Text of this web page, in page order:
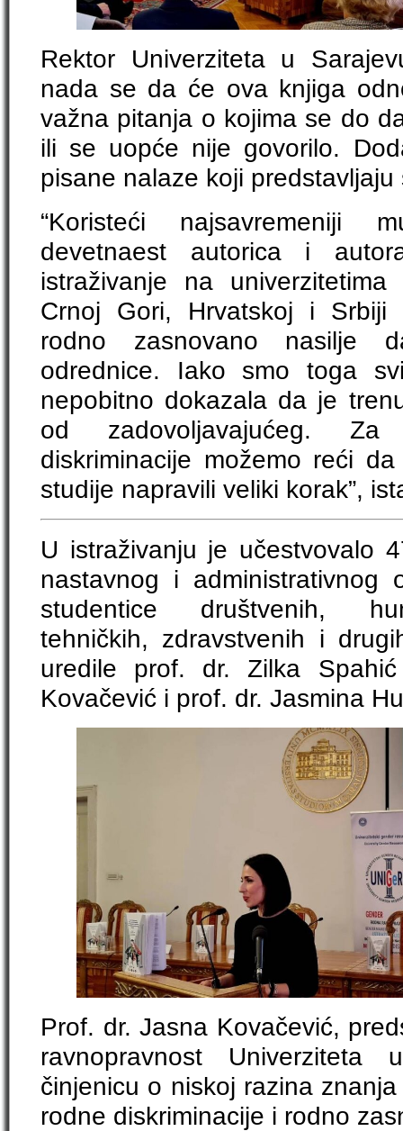
Rektor Univerziteta u
nada se da će ova knjiga
važna pitanja o kojima se do
ili se uopće nije govorilo.
pisane nalaze koji
“Koristeći najsavremeniji
devetnaest autorica i
istraživanje na
Crnoj Gori, Hrvatskoj i
rodno zasnovano nasilje
odrednice. Iako smo toga
nepobitno dokazala da je
od zadovoljavajućeg.
diskriminacije možemo reći
studije napravili veliki korak”,
U istraživanju je učestvovalo
nastavnog i
studentice društvenih,
tehničkih, zdravstvenih i
uredile prof. dr. Zilka
Kovačević i prof. dr. Jasmina
Prof. dr. Jasna Kovačević,
ravnopravnost
činjenicu o niskoj razina
rodne diskriminacije i rodno